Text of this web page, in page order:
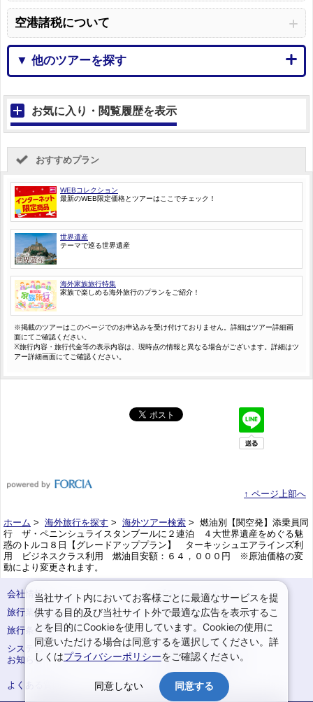
空港諸税について
▼ 他のツアーを探す
お気に入り・閲覧履歴を表示
おすすめプラン
WEBコレクション
最新のWEB限定価格とツアーはここでチェック！
世界遺産
テーマで巡る世界遺産
海外家族旅行特集
家族で楽しめる海外旅行のプランをご紹介！
※掲載のツアーはこのページでのお申込みを受け付けておりません。詳細はツアー詳細画
面にてご確認ください。
※旅行内容・旅行代金等の表示内容は、現時点の情報と異なる場合がございます。詳細はツ
アー詳細画面にてご確認ください。
↑ ページ上部へ
ホーム > 海外旅行を探す > 海外ツアー検索 > 燃油別【関空発】添乗員同
行 ザ・ペニンシュライスタンブールに２連泊 ４大世界遺産をめぐる魅
惑のトルコ８日【グレードアッププラン】 ターキッシュエアラインズ利
用 ビジネスクラス利用 燃油目安額：６４，０００円 ※原油価格の変
動により変更されます。
会社情報
プライバシーポリシー
旅行業登録票・約款
規約集
旅行条件書
サイトマップ
システムメンテナンスの
お知らせ
お申込みまでの手順
よくある質問
予約確認・変更
当社サイト内においてお客様ごとに最適なサービスを提
供する目的及び当社サイト外で最適な広告を表示するこ
とを目的にCookieを使用しています。Cookieの使用に
同意いただける場合は同意するを選択してください。詳
しくはプライバシーポリシーをご確認ください。
同意しない 同意する